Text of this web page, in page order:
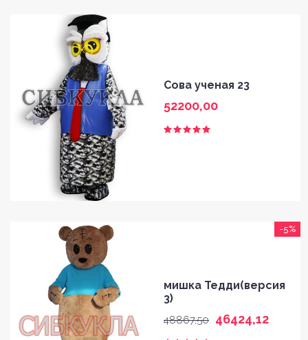
GALLERY
BLOG
Сова ученая 23
52200,00
-5%
мишка Тедди(версия
3)
48867,50 46424,12